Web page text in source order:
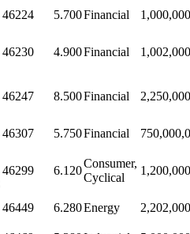
46224 5.700Financial
46230 4.900Financial
46247 8.500Financial
46307 5.750Financial
46299 6.120
Consumer,
Cyclical
46449 6.280Energy